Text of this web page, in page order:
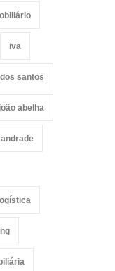
iva
santos
joão abelha
logística